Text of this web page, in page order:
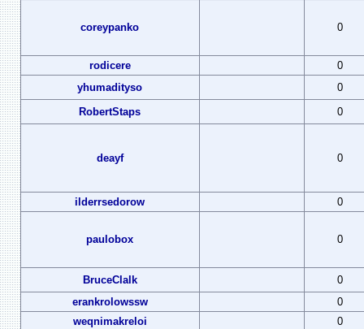
coreypanko 0
rodicere
0
yhumadityso
0
RobertStaps
0
deayf 0
ilderrsedorow 0
paulobox 0
BruceClalk
0
erankrolowssw
0
weqnimakreloi
0